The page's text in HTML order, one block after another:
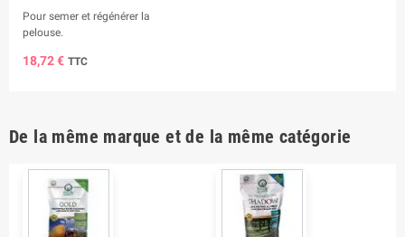
Pour semer et régénérer la
pelouse.
18,72 € TTC
De la même marque et de la même catégorie